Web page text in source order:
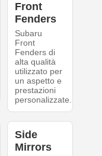
Front
Fenders
Subaru
Front
Fenders di
alta qualità
utilizzato per
un aspetto e
prestazioni
personalizzate.
Side
Mirrors